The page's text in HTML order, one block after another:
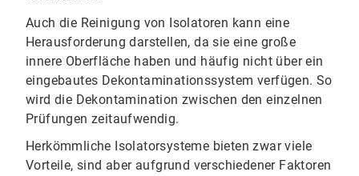
Auch die Reinigung von Isolatoren kann eine
Herausforderung darstellen, da sie eine große
innere Oberfläche haben und häufig nicht über ein
eingebautes Dekontaminationssystem verfügen. So
wird die Dekontamination zwischen den einzelnen
Prüfungen zeitaufwendig.
Herkömmliche Isolatorsysteme bieten zwar viele
Vorteile, sind aber aufgrund verschiedener Faktoren